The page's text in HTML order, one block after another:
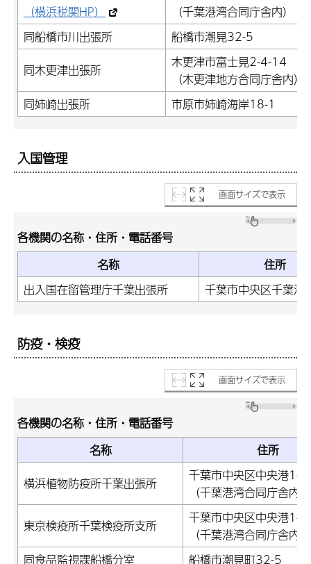
（横浜税関HP）
（千葉港湾合同庁舎内）
同船橋市川出張所
船橋市潮見32-5
同木更津出張所
木更津市富士見2-4-14
（木更津地方合同庁舎内）
同姉崎出張所
市原市姉崎海岸18-1
入国管理
画面サイズで表示
各機関の名称・住所・電話番号
名称
住所
出入国在留管理庁千葉出張所
千葉市中央区千葉港
防疫・検疫
画面サイズで表示
各機関の名称・住所・電話番号
名称
住所
横浜植物防疫所千葉出張所
千葉市中央区中央港1-
（千葉港湾合同庁舎内）
東京検疫所千葉検疫所支所
千葉市中央区中央港1-
（千葉港湾合同庁舎内）
同食品監視課船橋分室
船橋市潮見町32-5